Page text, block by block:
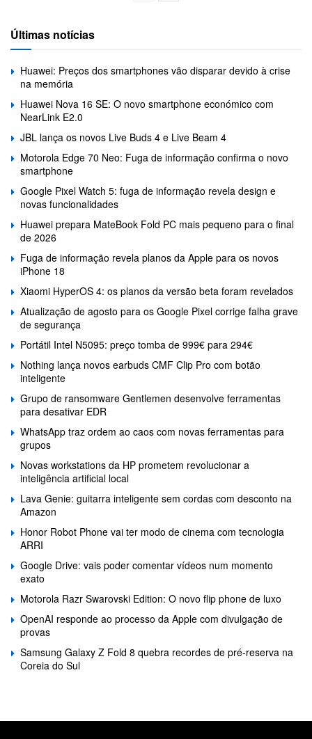
Últimas notícias
Huawei: Preços dos smartphones vão disparar devido à crise
na memória
Huawei Nova 16 SE: O novo smartphone económico com
NearLink E2.0
JBL lança os novos Live Buds 4 e Live Beam 4
Motorola Edge 70 Neo: Fuga de informação confirma o novo
smartphone
Google Pixel Watch 5: fuga de informação revela design e
novas funcionalidades
Huawei prepara MateBook Fold PC mais pequeno para o final
de 2026
Fuga de informação revela planos da Apple para os novos
iPhone 18
Xiaomi HyperOS 4: os planos da versão beta foram revelados
Atualização de agosto para os Google Pixel corrige falha grave
de segurança
Portátil Intel N5095: preço tomba de 999€ para 294€
Nothing lança novos earbuds CMF Clip Pro com botão
inteligente
Grupo de ransomware Gentlemen desenvolve ferramentas
para desativar EDR
WhatsApp traz ordem ao caos com novas ferramentas para
grupos
Novas workstations da HP prometem revolucionar a
inteligência artificial local
Lava Genie: guitarra inteligente sem cordas com desconto na
Amazon
Honor Robot Phone vai ter modo de cinema com tecnologia
ARRI
Google Drive: vais poder comentar vídeos num momento
exato
Motorola Razr Swarovski Edition: O novo flip phone de luxo
OpenAI responde ao processo da Apple com divulgação de
provas
Samsung Galaxy Z Fold 8 quebra recordes de pré-reserva na
Coreia do Sul